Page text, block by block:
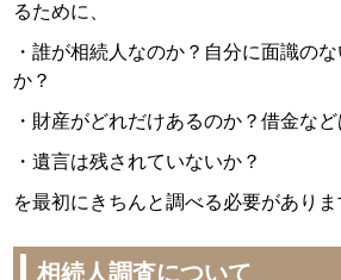
るために、
・誰が相続人なのか？自分に面識の
か？
・財産がどれだけあるのか？借金な
・遺言は残されていないか？
を最初にきちんと調べる必要がありま
相続人調査について